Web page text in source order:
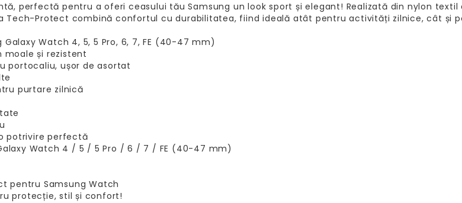
perfectă pentru a oferi ceasului tău Samsung un look sport și elegant! Realizată din nylon textil
Tech-Protect combină confortul cu durabilitatea, fiind ideală atât pentru activități zilnice, cât și
Watch 4, 5, 5 Pro, 6, 7, FE (40-47 mm)
și rezistent
portocaliu, ușor de asortat
purtare zilnică
potrivire perfectă
Watch 4 / 5 / 5 Pro / 6 / 7 / FE (40-47 mm)
pentru Samsung Watch
protecție, stil și confort!